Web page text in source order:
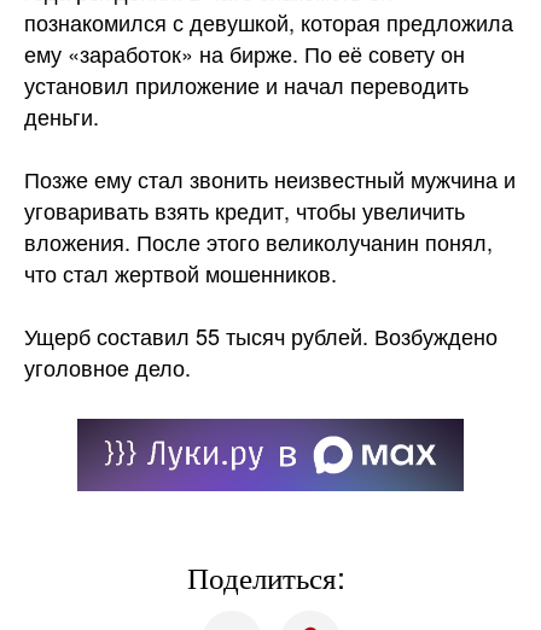
познакомился с девушкой, которая предложила
ему «заработок» на бирже. По её совету он
установил приложение и начал переводить
деньги.
Позже ему стал звонить неизвестный мужчина и
уговаривать взять кредит, чтобы увеличить
вложения. После этого великолучанин понял,
что стал жертвой мошенников.
Ущерб составил 55 тысяч рублей. Возбуждено
уголовное дело.
Поделиться: